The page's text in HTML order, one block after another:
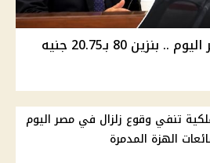
أسعار الوقود في مصر اليوم .. بنزين 80 بـ20.75 جنيه
تنفي وقوع زلزال في مصر اليوم
الهزة المدمرة